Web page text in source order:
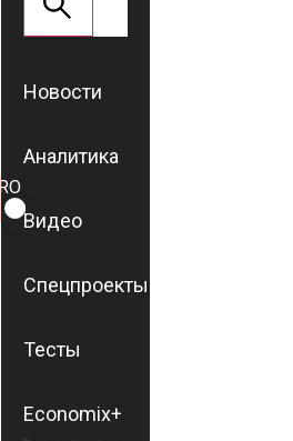
ROMÂNĂ
RU
Новости
Аналитика
Видео
Спецпроекты
Тесты
Economix+